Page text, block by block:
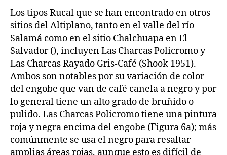
Los tipos Rucal que se han encontrado en otros
sitios del Altiplano, tanto en el valle del río
Salamá como en el sitio Chalchuapa en El
Salvador (), incluyen Las Charcas Policromo y
Las Charcas Rayado Gris-Café (Shook 1951).
Ambos son notables por su variación de color
del engobe que van de café canela a negro y por
lo general tiene un alto grado de bruñido o
pulido. Las Charcas Policromo tiene una pintura
roja y negra encima del engobe (Figura 6a); más
comúnmente se usa el negro para resaltar